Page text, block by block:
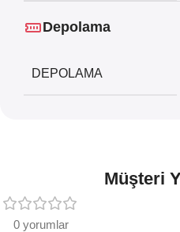
Depolama
DEPOLAMA
Müşteri
0 yorumlar